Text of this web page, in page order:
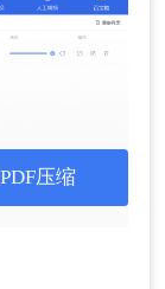
压缩